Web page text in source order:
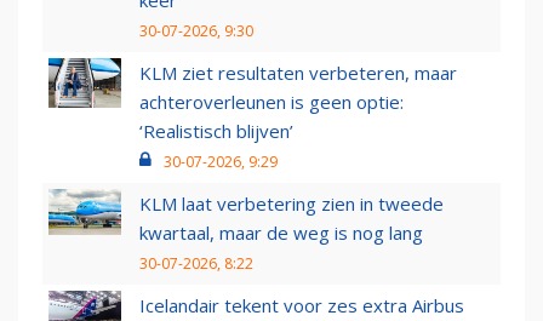
30-07-2026, 9:30
KLM ziet resultaten verbeteren, maar
achteroverleunen is geen optie:
‘Realistisch blijven’
30-07-2026, 9:29
KLM laat verbetering zien in tweede
kwartaal, maar de weg is nog lang
30-07-2026, 8:22
Icelandair tekent voor zes extra Airbus